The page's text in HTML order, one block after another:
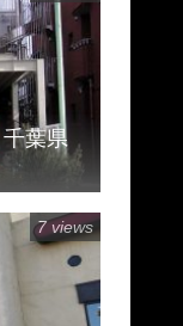
葉県
7 views